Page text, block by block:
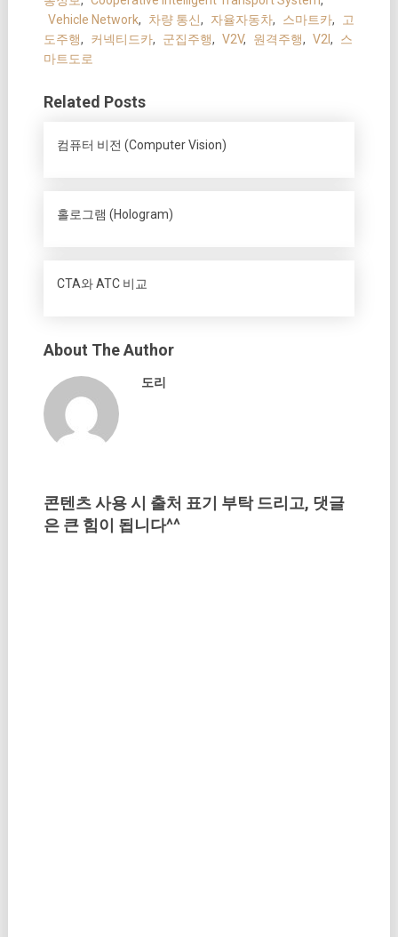
Vehicle Network, 차량 통신, 자율자동차, 스마트카,
고
도주행, 커넥티드카, 군집주행, V2V, 원격주행, V2I ,
스
마트도로
Related Posts
컴퓨터 비전 (Computer Vision)
홀로그램 (Hologram)
CTA와 ATC 비교
About The Author
도리
콘텐츠 사용 시 출처 표기 부탁 드리고, 댓글
은 큰 힘이 됩니다^^